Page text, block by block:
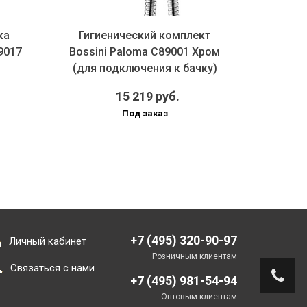
Гигиенический комплект
Bossini Paloma C89001 Хром
(для подключения к бачку)
15 219 руб.
Под заказ
Личный кабинет
Связаться с нами
+7 (495) 320-90-97
Розничным клиентам
+7 (495) 981-54-94
Оптовым клиентам